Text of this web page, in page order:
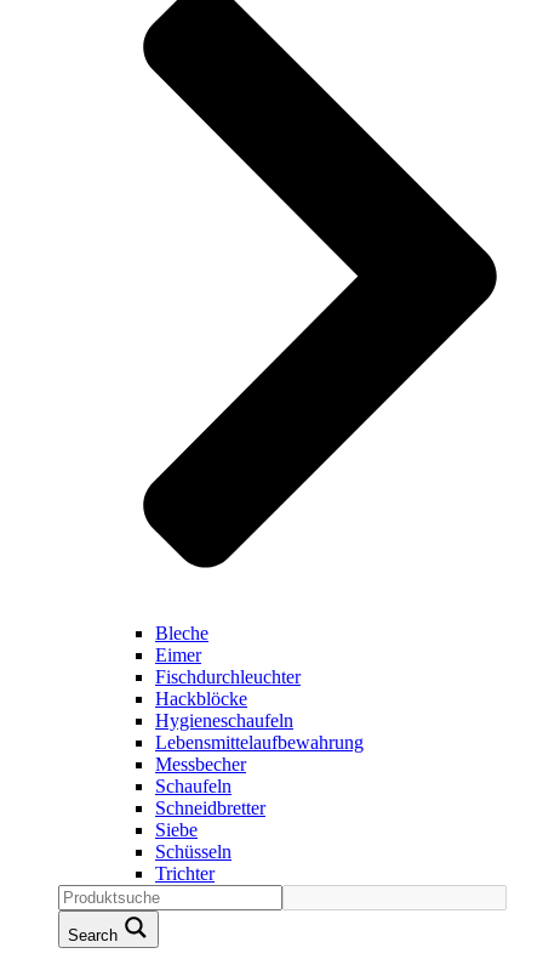
Bleche
Eimer
Fischdurchleuchter
Hackblöcke
Hygieneschaufeln
Lebensmittelaufbewahrung
Messbecher
Schaufeln
Schneidbretter
Siebe
Schüsseln
Trichter
Search